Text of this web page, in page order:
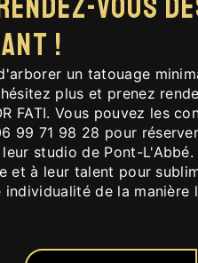
!
un tatouage
plus et prenez
FATI. Vous pouvez les
99 71 98 28 pour
studio de Pont-
et à leur talent pour
de la manière